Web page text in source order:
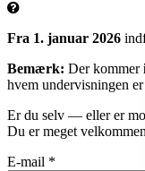
Fra 1. januar 2026
Bemærk: Der kommer
hvem undervisningen
Er du selv — eller er
Du er meget
E-mail *